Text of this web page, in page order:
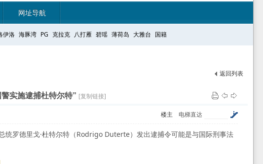
网址导航
伊洛 海豚湾 PG 克拉克 八打雁 碧瑶 薄荷岛 大雅台 国籍
返回列表
实施逮捕杜特尔特” [复制链接]
电梯直达
楼主
罗德里戈·杜特尔特（Rodrigo Duterte）发出逮捕令可能是与国际刑事法